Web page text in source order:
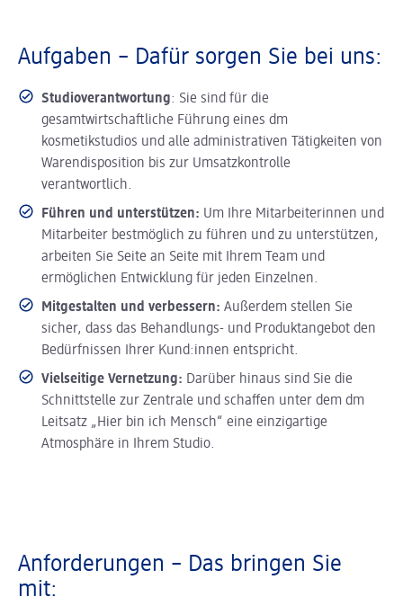
Aufgaben – Dafür sorgen Sie bei uns:
Studioverantwortung: Sie sind für die
gesamtwirtschaftliche Führung eines dm
kosmetikstudios und alle administrativen Tätigkeiten von
Warendisposition bis zur Umsatzkontrolle
verantwortlich.
Führen und unterstützen: Um Ihre Mitarbeiterinnen und
Mitarbeiter bestmöglich zu führen und zu unterstützen,
arbeiten Sie Seite an Seite mit Ihrem Team und
ermöglichen Entwicklung für jeden Einzelnen.
Mitgestalten und verbessern: Außerdem stellen Sie
sicher, dass das Behandlungs- und Produktangebot den
Bedürfnissen Ihrer Kund:innen entspricht.
Vielseitige Vernetzung: Darüber hinaus sind Sie die
Schnittstelle zur Zentrale und schaffen unter dem dm
Leitsatz „Hier bin ich Mensch“ eine einzigartige
Atmosphäre in Ihrem Studio.
Anforderungen – Das bringen Sie
mit: